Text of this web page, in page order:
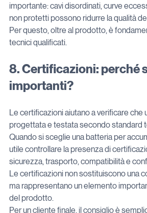
importante: cavi disordinati, curve
non protetti possono ridurre la qualità
Per questo, oltre al prodotto, è
tecnici qualificati.
8. Certificazioni: perché
importanti?
Le certificazioni aiutano a verificare che
progettata e testata secondo standard
Quando si sceglie una batteria per
utile controllare la presenza di
sicurezza, trasporto, compatibilità e
Le certificazioni non sostituiscono una
ma rappresentano un elemento
del prodotto.
Per un cliente finale, il consiglio è